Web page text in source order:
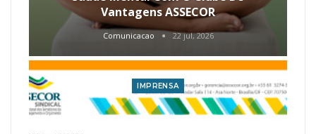
Vantagens ASSECOR
Comunicacao 22 jul, 2026
IMPRENSA